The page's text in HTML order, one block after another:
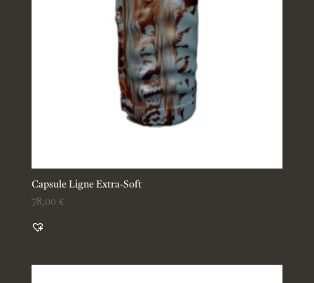
Capsule Ligne Extra-Soft
78,00 €